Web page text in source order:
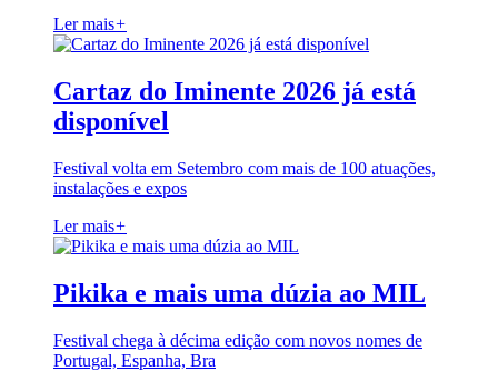
Ler mais+
Cartaz do Iminente 2026 já está
disponível
Festival volta em Setembro com mais de 100 atuações,
instalações e expos
Ler mais+
Pikika e mais uma dúzia ao MIL
Festival chega à décima edição com novos nomes de
Portugal, Espanha, Bra